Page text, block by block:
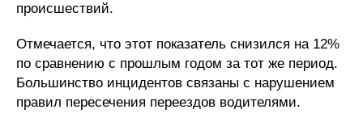
происшествий.
Отмечается, что этот показатель снизился на 12%
по сравнению с прошлым годом за тот же период.
Большинство инцидентов связаны с нарушением
правил пересечения переездов водителями.